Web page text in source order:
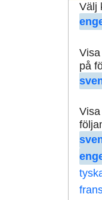
Välj
på